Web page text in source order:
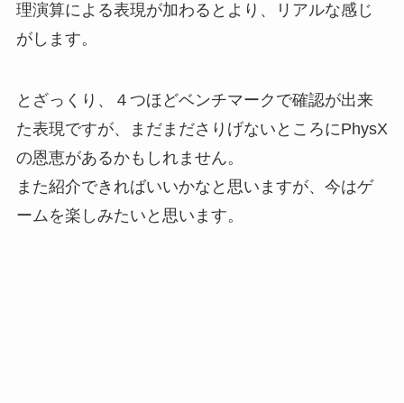
理演算による表現が加わるとより、リアルな感じ
がします。
とざっくり、４つほどベンチマークで確認が出来
た表現ですが、まだまださりげないところにPhysX
の恩恵があるかもしれません。
また紹介できればいいかなと思いますが、今はゲ
ームを楽しみたいと思います。